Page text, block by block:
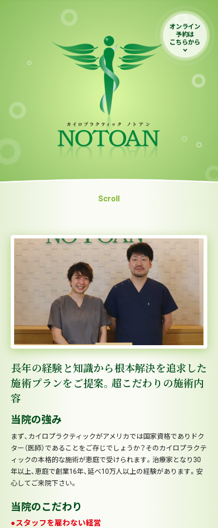
オンライン
予約は
こちらから
Scroll
長年の経験と知識から根本解決を追求した
施術プランをご提案。超こだわりの施術内
容
当院の強み
まず、カイロプラクティックがアメリカでは国家資格でありドク
ター（医師）であることをご存じでしょうか？そのカイロプラクテ
ィックの本格的な施術が恵庭で受けられます。治療家となり30
年以上、恵庭で創業16年、延べ10万人以上の経験があります。安
心してご来院下さい。
当院のこだわり
●スタッフを雇わない経営